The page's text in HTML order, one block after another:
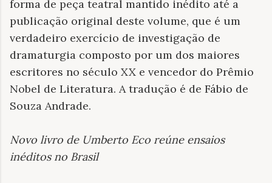
forma de peça teatral mantido inédito até a
publicação original deste volume, que é um
verdadeiro exercício de investigação de
dramaturgia composto por um dos maiores
escritores no século XX e vencedor do Prêmio
Nobel de Literatura. A tradução é de Fábio de
Souza Andrade.
Novo livro de Umberto Eco reúne ensaios
inéditos no Brasil